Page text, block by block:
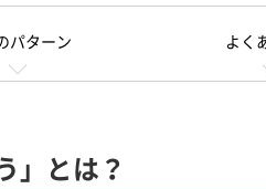
パターン よく
」とは？